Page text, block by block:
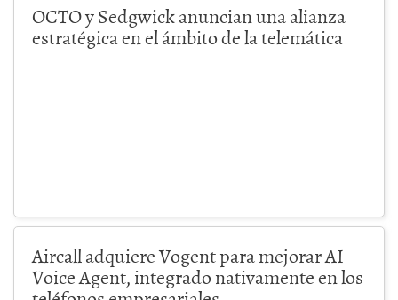
OCTO y Sedgwick anuncian una alianza
estratégica en el ámbito de la telemática
Aircall adquiere Vogent para mejorar AI
Voice Agent, integrado nativamente en los